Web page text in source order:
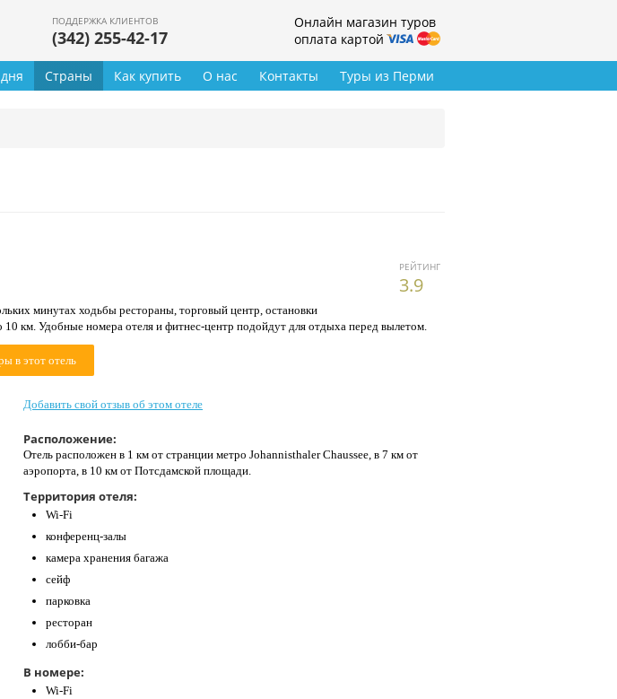
ПОДДЕРЖКА КЛИЕНТОВ
(342) 255-42-17
Онлайн магазин туров
оплата картой
Туры из Перми
Страны Как купить О нас Контакты
РЕЙТИНГ
3.9
минутах ходьбы рестораны, торговый центр, остановки
км. Удобные номера отеля и фитнес-центр подойдут для отдыха перед вылетом.
в этот отель
Добавить свой отзыв об этом отеле
Расположение:
Отель расположен в 1 км от странции метро Johannisthaler Chaussee, в 7 км от
аэропорта, в 10 км от Потсдамской площади.
Территория отеля:
Wi-Fi
конференц-залы
камера хранения багажа
сейф
парковка
ресторан
лобби-бар
В номере:
Wi-Fi